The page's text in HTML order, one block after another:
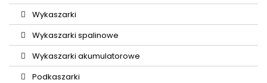
Wykaszarki
Wykaszarki spalinowe
Wykaszarki akumulatorowe
Podkaszarki